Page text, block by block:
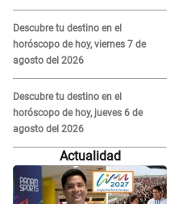
Descubre tu destino en el
horóscopo de hoy, viernes 7 de
agosto del 2026
Descubre tu destino en el
horóscopo de hoy, jueves 6 de
agosto del 2026
Actualidad